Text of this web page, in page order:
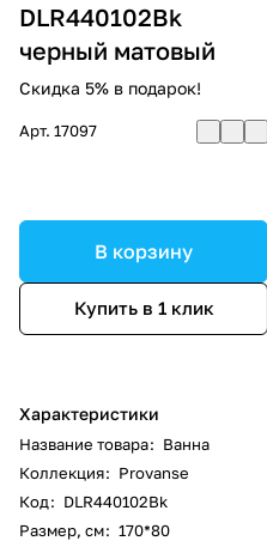
DLR440102Bk
черный матовый
Скидка 5% в подарок!
Арт. 17097
В корзину
Купить в 1 клик
Характеристики
Название товара: Ванна
Коллекция: Provanse
Код: DLR440102Bk
Размер, см: 170*80